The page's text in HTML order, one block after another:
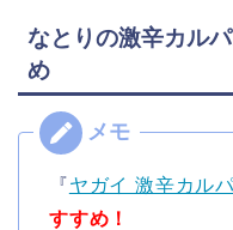
なとりの激辛カル
め
『ヤガイ 激辛カル
すすめ！